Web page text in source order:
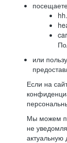
или
Если на
Мы можем
не
актуальную